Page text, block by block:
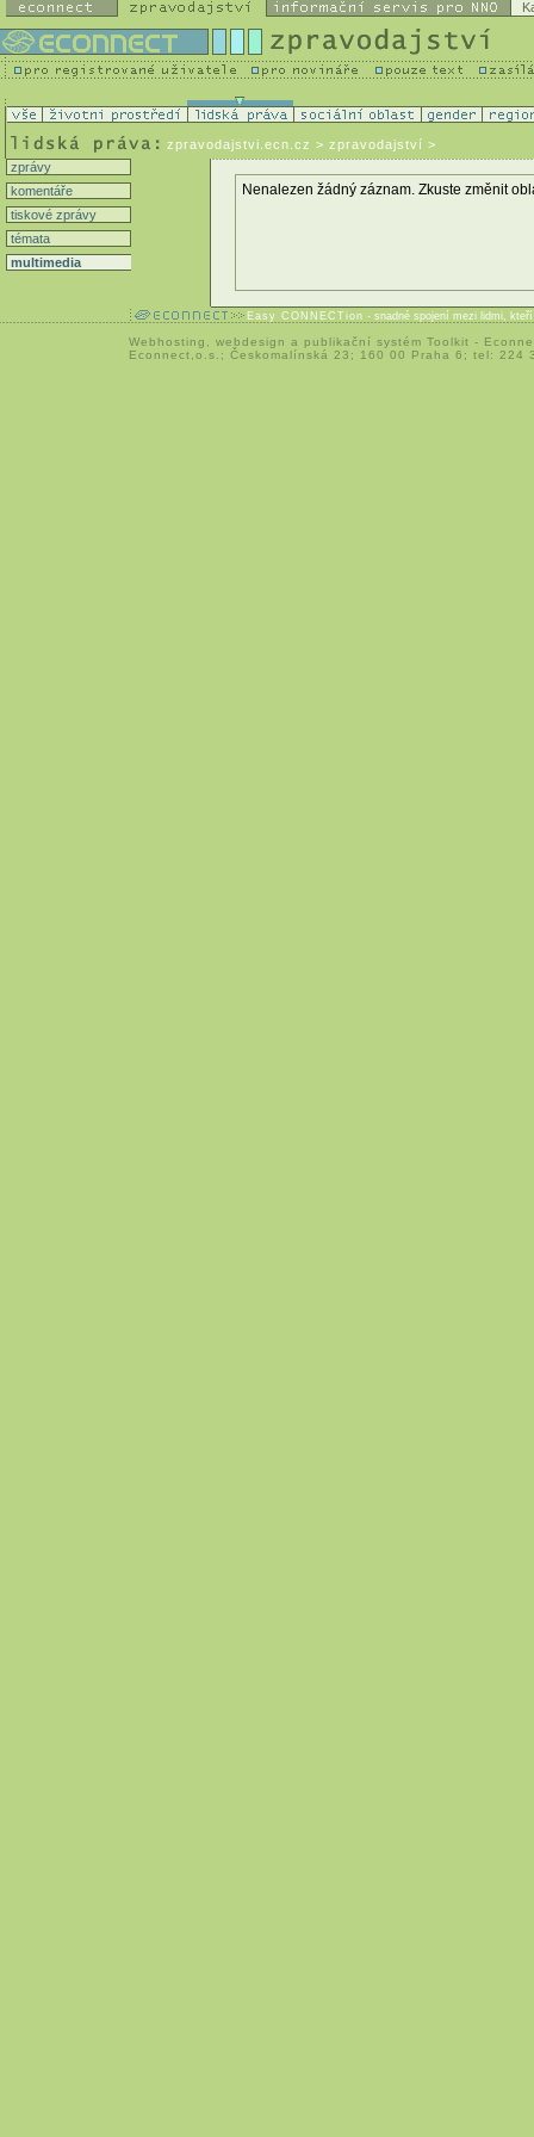
zpravodajstvi.ecn.cz > zpravodajství >
zprávy
komentáře
tiskové zprávy
témata
multimedia
Nenalezen žádný záznam. Zkuste změnit
Easy CONNECTion - snadné spojení mezi lidmi,
Webhosting webdesign a publikační systém Toolkit -
Econnect,o.s.; Českomalínská 23; 160 00 Praha 6; tel: 224